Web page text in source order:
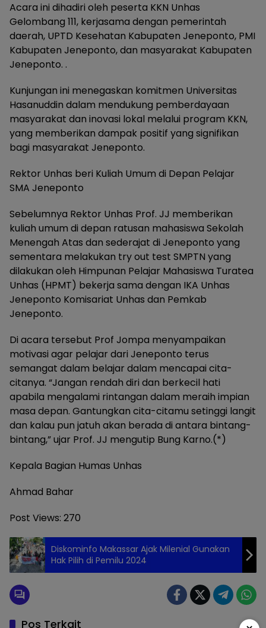
Acara ini dihadiri oleh peserta KKN Unhas
Gelombang 111, kerjasama dengan pemerintah
daerah, UPTD Kesehatan Kabupaten Jeneponto, PMI
Kabupaten Jeneponto, dan masyarakat Kabupaten
Jeneponto. .
Kunjungan ini menegaskan komitmen Universitas
Hasanuddin dalam mendukung pemberdayaan
masyarakat dan inovasi lokal melalui program KKN,
yang memberikan dampak positif yang signifikan
bagi masyarakat Jeneponto.
Rektor Unhas beri Kuliah Umum di Depan Pelajar
SMA Jeneponto
Sebelumnya Rektor Unhas Prof. JJ memberikan
kuliah umum di depan ratusan mahasiswa Sekolah
Menengah Atas dan sederajat di Jeneponto yang
sementara melakukan try out test SMPTN yang
dilakukan oleh Himpunan Pelajar Mahasiswa Turatea
Unhas (HPMT) bekerja sama dengan IKA Unhas
Jeneponto Komisariat Unhas dan Pemkab
Jeneponto.
Di acara tersebut Prof Jompa menyampaikan
motivasi agar pelajar dari Jeneponto terus
semangat dalam belajar dalam mencapai cita-
citanya. “Jangan rendah diri dan berkecil hati
apabila mengalami rintangan dalam meraih impian
masa depan. Gantungkan cita-citamu setinggi langit
dan kalau pun jatuh akan berada di antara bintang-
bintang,” ujar Prof. JJ mengutip Bung Karno.(*)
Kepala Bagian Humas Unhas
Ahmad Bahar
Post Views: 270
Diskominfo Makassar Ajak Milenial Gunakan
Hak Pilih di Pemilu 2024
Pos Terkait